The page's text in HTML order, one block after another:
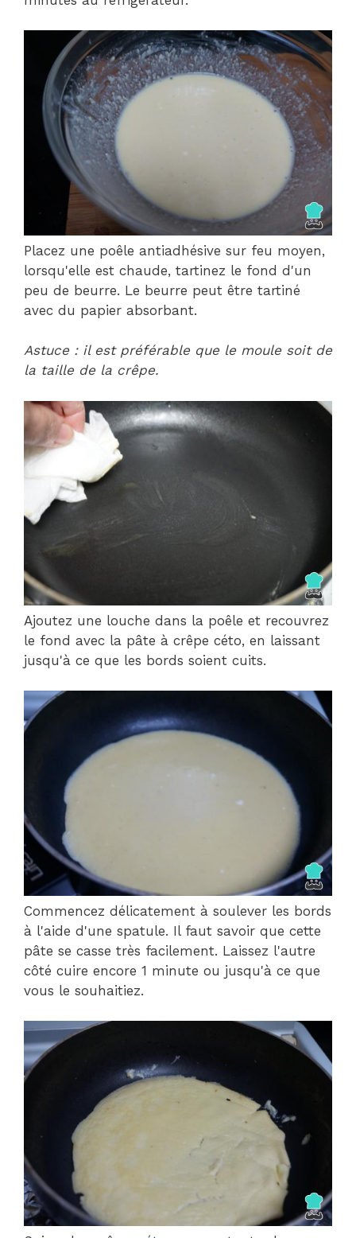
Placez une poêle antiadhésive sur feu moyen,
lorsqu'elle est chaude, tartinez le fond d'un
peu de beurre. Le beurre peut être tartiné
avec du papier absorbant.
Astuce : il est préférable que le moule soit de
la taille de la crêpe.
Ajoutez une louche dans la poêle et recouvrez
le fond avec la pâte à crêpe céto, en laissant
jusqu'à ce que les bords soient cuits.
Commencez délicatement à soulever les bords
à l'aide d'une spatule. Il faut savoir que cette
pâte se casse très facilement. Laissez l'autre
côté cuire encore 1 minute ou jusqu'à ce que
vous le souhaitiez.